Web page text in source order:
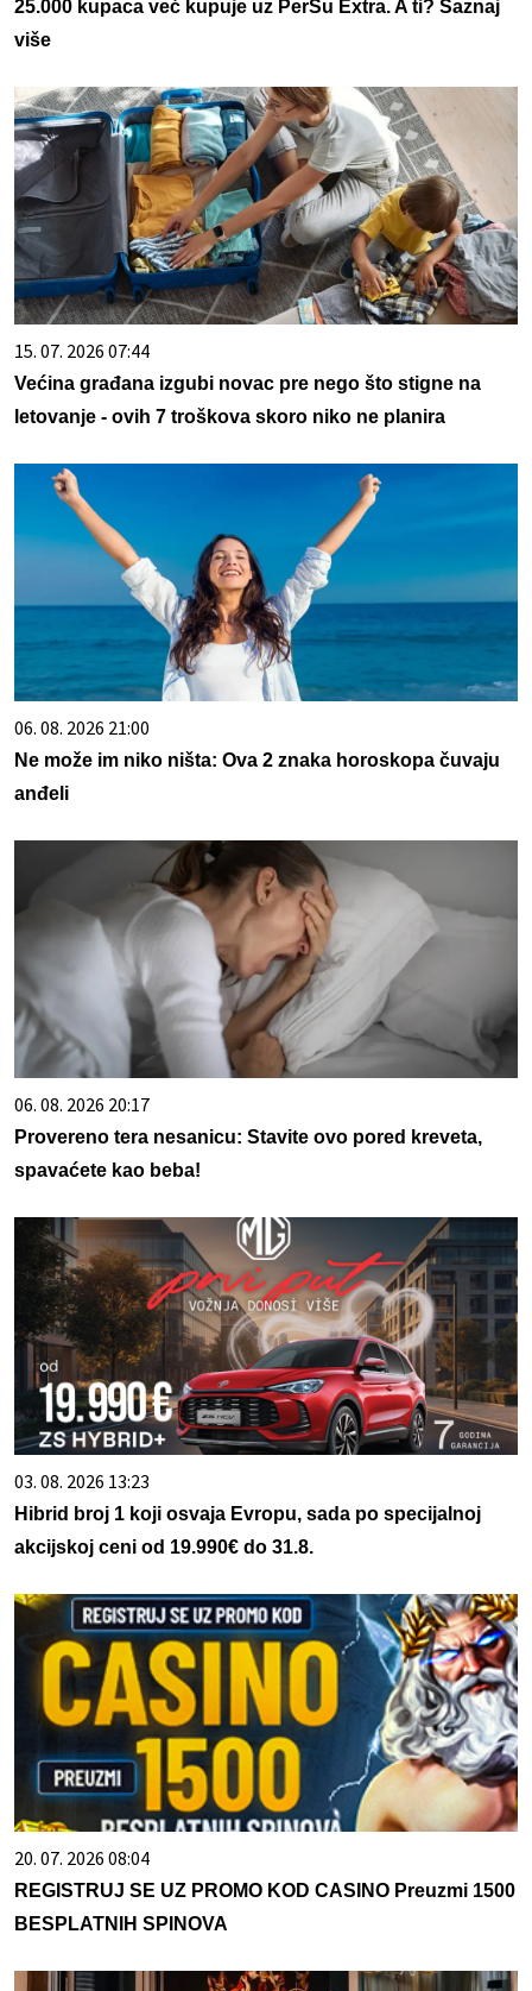
25.000 kupaca već kupuje uz PerSu Extra. A ti? Saznaj
više
15. 07. 2026 07:44
Većina građana izgubi novac pre nego što stigne na
letovanje - ovih 7 troškova skoro niko ne planira
06. 08. 2026 21:00
Ne može im niko ništa: Ova 2 znaka horoskopa čuvaju
anđeli
06. 08. 2026 20:17
Provereno tera nesanicu: Stavite ovo pored kreveta,
spavaćete kao beba!
03. 08. 2026 13:23
Hibrid broj 1 koji osvaja Evropu, sada po specijalnoj
akcijskoj ceni od 19.990€ do 31.8.
20. 07. 2026 08:04
REGISTRUJ SE UZ PROMO KOD CASINO Preuzmi 1500
BESPLATNIH SPINOVA